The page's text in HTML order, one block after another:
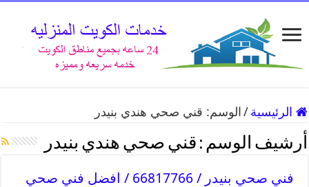
الرئيسية / الوسم: قني صحي هندي بنيدر
أرشيف الوسم : قني صحي هندي بنيدر
فني صحي بنيدر / 66817766 / افضل فني صحي